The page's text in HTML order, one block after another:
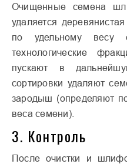
Очищенные семена
удаляется
по удельному весу
технологические
пускают в
сортировки удаляют
зародыш (определяют
веса семени).
3. Контроль
После очистки и